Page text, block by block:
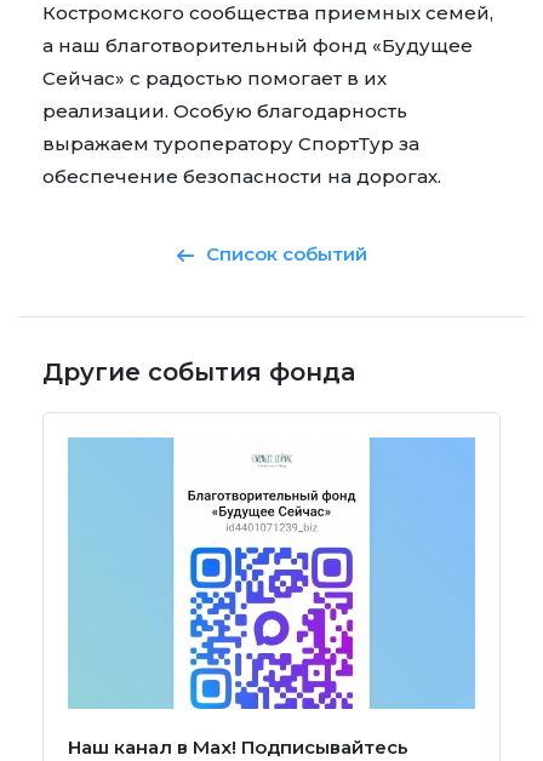
Костромского сообщества приемных семей,
а наш благотворительный фонд «Будущее
Сейчас» с радостью помогает в их
реализации. Особую благодарность
выражаем туроператору СпортТур за
обеспечение безопасности на дорогах.
Список событий
Другие события фонда
Наш канал в Мах! Подписывайтесь